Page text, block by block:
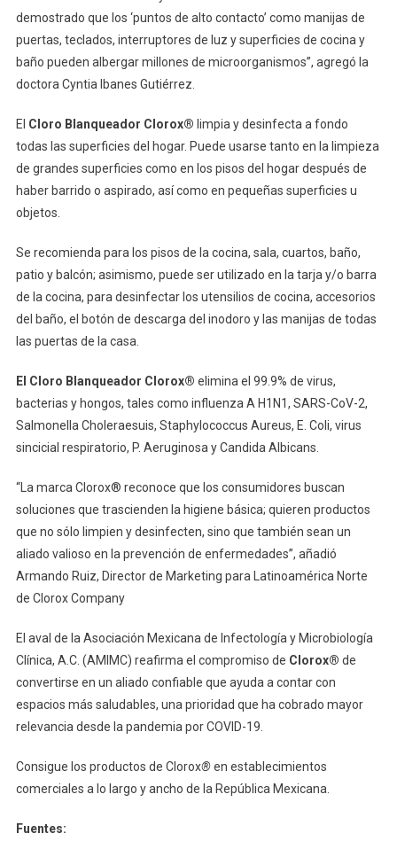
demostrado que los ‘puntos de alto contacto’ como manijas de
puertas, teclados, interruptores de luz y superficies de cocina y
baño pueden albergar millones de microorganismos”, agregó la
doctora Cyntia Ibanes Gutiérrez.
El Cloro Blanqueador Clorox® limpia y desinfecta a fondo
todas las superficies del hogar. Puede usarse tanto en la limpieza
de grandes superficies como en los pisos del hogar después de
haber barrido o aspirado, así como en pequeñas superficies u
objetos.
Se recomienda para los pisos de la cocina, sala, cuartos, baño,
patio y balcón; asimismo, puede ser utilizado en la tarja y/o barra
de la cocina, para desinfectar los utensilios de cocina, accesorios
del baño, el botón de descarga del inodoro y las manijas de todas
las puertas de la casa.
El Cloro Blanqueador Clorox® elimina el 99.9% de virus,
bacterias y hongos, tales como influenza A H1N1, SARS-CoV-2,
Salmonella Choleraesuis, Staphylococcus Aureus, E. Coli, virus
sincicial respiratorio, P. Aeruginosa y Candida Albicans.
“La marca Clorox® reconoce que los consumidores buscan
soluciones que trascienden la higiene básica; quieren productos
que no sólo limpien y desinfecten, sino que también sean un
aliado valioso en la prevención de enfermedades”, añadió
Armando Ruiz, Director de Marketing para Latinoamérica Norte
de Clorox Company
El aval de la Asociación Mexicana de Infectología y Microbiología
Clínica, A.C. (AMIMC) reafirma el compromiso de Clorox® de
convertirse en un aliado confiable que ayuda a contar con
espacios más saludables, una prioridad que ha cobrado mayor
relevancia desde la pandemia por COVID-19.
Consigue los productos de Clorox®en establecimientos
comerciales a lo largo y ancho de la República Mexicana.
Fuentes: